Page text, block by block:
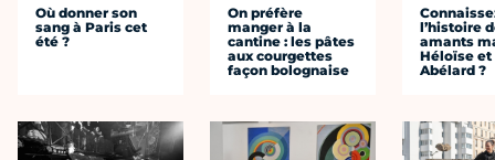
Où donner son
sang à Paris cet
été ?
On préfère
manger à la
cantine : les pâtes
aux courgettes
façon bolognaise
l’histoire
amants
Héloïse et
Abélard ?